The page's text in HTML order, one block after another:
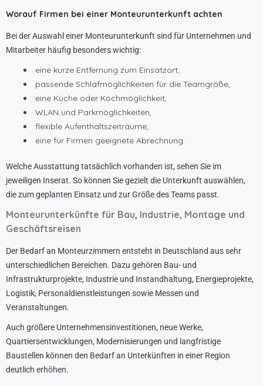
Worauf Firmen bei einer Monteurunterkunft achten
Bei der Auswahl einer Monteurunterkunft sind für Unternehmen und
Mitarbeiter häufig besonders wichtig:
eine kurze Entfernung zum Einsatzort,
passende Schlafmöglichkeiten für die Teamgröße,
eine Küche oder Kochmöglichkeit,
WLAN und Parkmöglichkeiten,
flexible Aufenthaltszeiträume,
eine für Firmen geeignete Abrechnung.
Welche Ausstattung tatsächlich vorhanden ist, sehen Sie im
jeweiligen Inserat. So können Sie gezielt die Unterkunft auswählen,
die zum geplanten Einsatz und zur Größe des Teams passt.
Monteurunterkünfte für Bau, Industrie, Montage und
Geschäftsreisen
Der Bedarf an Monteurzimmern entsteht in Deutschland aus sehr
unterschiedlichen Bereichen. Dazu gehören Bau- und
Infrastrukturprojekte, Industrie und Instandhaltung, Energieprojekte,
Logistik, Personaldienstleistungen sowie Messen und
Veranstaltungen.
Auch größere Unternehmensinvestitionen, neue Werke,
Quartiersentwicklungen, Modernisierungen und langfristige
Baustellen können den Bedarf an Unterkünften in einer Region
deutlich erhöhen.